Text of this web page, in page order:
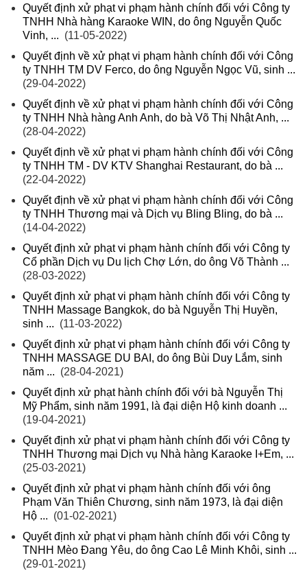
Quyết định xử phạt vi phạm hành chính đối với Công ty
TNHH Nhà hàng Karaoke WIN, do ông Nguyễn Quốc
Vinh, ... (11-05-2022)
Quyết định về xử phạt vi phạm hành chính đối với Công
ty TNHH TM DV Ferco, do ông Nguyễn Ngọc Vũ, sinh ...
(29-04-2022)
Quyết định về xử phạt vi phạm hành chính đối với Công
ty TNHH Nhà hàng Anh Anh, do bà Võ Thị Nhật Anh, ...
(28-04-2022)
Quyết định về xử phạt vi phạm hành chính đối với Công
ty TNHH TM - DV KTV Shanghai Restaurant, do bà ...
(22-04-2022)
Quyết định về xử phạt vi phạm hành chính đối với Công
ty TNHH Thương mại và Dịch vụ Bling Bling, do bà ...
(14-04-2022)
Quyết định xử phạt vi phạm hành chính đối với Công ty
Cổ phần Dịch vụ Du lịch Chợ Lớn, do ông Võ Thành ...
(28-03-2022)
Quyết định xử phạt vi phạm hành chính đối với Công ty
TNHH Massage Bangkok, do bà Nguyễn Thị Huyền,
sinh ... (11-03-2022)
Quyết định xử phạt vi phạm hành chính đối với Công ty
TNHH MASSAGE DU BAI, do ông Bùi Duy Lắm, sinh
năm ... (28-04-2021)
Quyết định xử phạt hành chính đối với bà Nguyễn Thị
Mỹ Phẩm, sinh năm 1991, là đại diện Hộ kinh doanh ...
(19-04-2021)
Quyết định xử phạt vi phạm hành chính đối với Công ty
TNHH Thương mại Dịch vụ Nhà hàng Karaoke I+Em, ...
(25-03-2021)
Quyết định xử phạt vi phạm hành chính đối với ông
Phạm Văn Thiên Chương, sinh năm 1973, là đại diện
Hộ ... (01-02-2021)
Quyết định xử phạt vi phạm hành chính đối với Công ty
TNHH Mèo Đang Yêu, do ông Cao Lê Minh Khôi, sinh ...
(29-01-2021)